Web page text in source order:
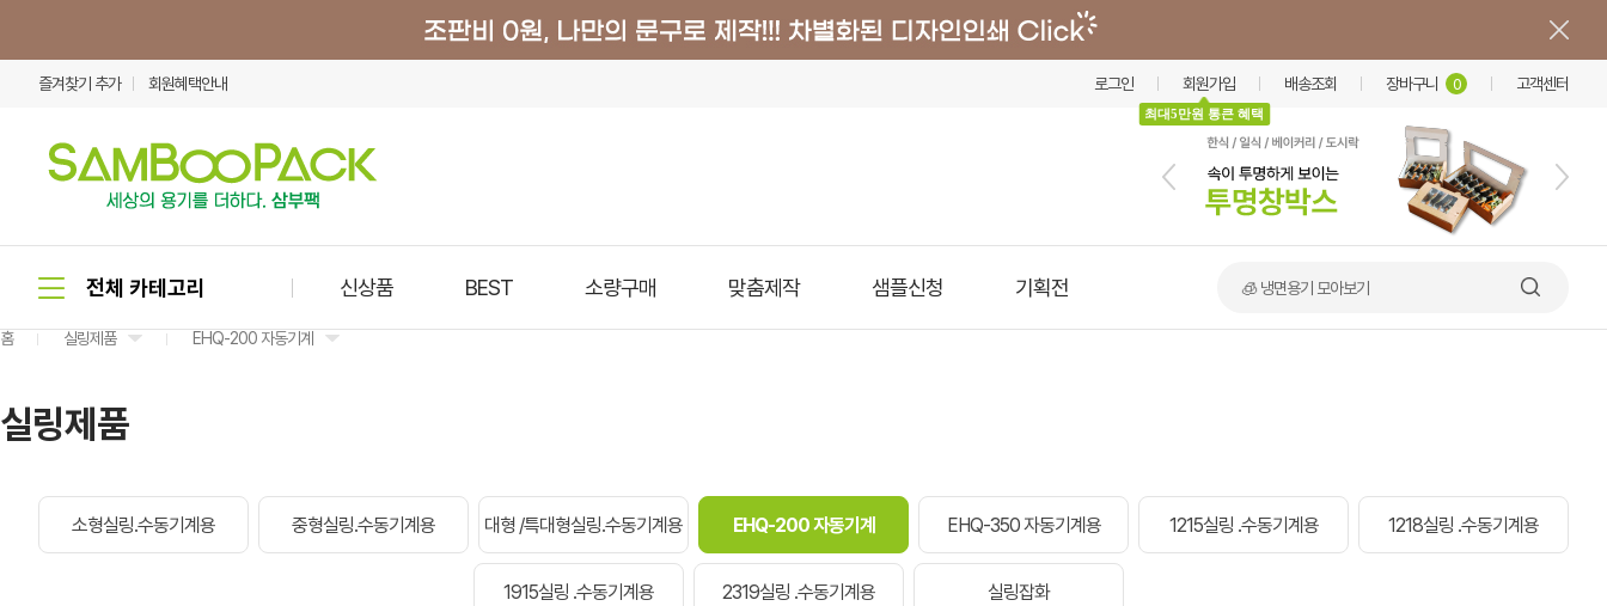
즐겨찾기 추가 회원혜택안내 로그인 회원가입
최대5만원 통큰 혜택
배송조회 장바구니 0 고객센터
신상품 BEST 소량구매 맞춤제작 샘플신청 기획전 🧊 냉면용기 모아보기
홈 실링제품 EHQ-200 자동기계
실링제품
소형실링.수동기계용 중형실링.수동기계용 대형 /특대형실링.수동기계용 EHQ-200 자동기계 EHQ-350 자동기계용 1215실링 .수동기계용 1218실링 .수동기계용
1915실링 .수동기계용 2319실링 .수동기계용 실링잡화